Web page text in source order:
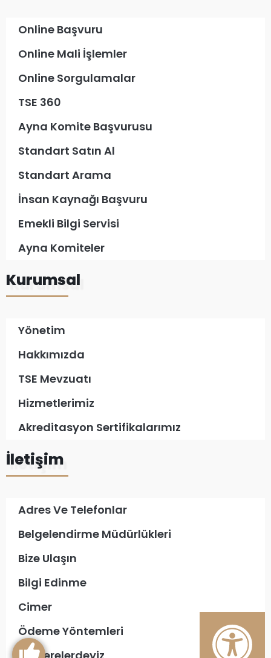
Online Başvuru
Online Mali İşlemler
Online Sorgulamalar
TSE 360
Ayna Komite Başvurusu
Standart Satın Al
Standart Arama
İnsan Kaynağı Başvuru
Emekli Bilgi Servisi
Ayna Komiteler
Kurumsal
Yönetim
Hakkımızda
TSE Mevzuatı
Hizmetlerimiz
Akreditasyon Sertifikalarımız
İletişim
Adres Ve Telefonlar
Belgelendirme Müdürlükleri
Bize Ulaşın
Bilgi Edinme
Cimer
Ödeme Yöntemleri